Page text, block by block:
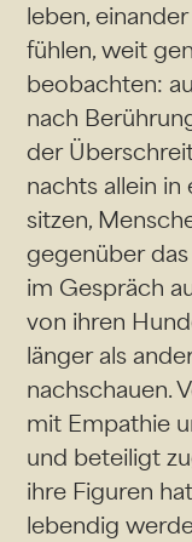
leben,
fühlen, weit
beobachten:
nach
der
nachts allein
sitzen,
gegenüber
im Gespräch
von ihren
länger als
nachschauen.
mit Empathie
und beteiligt
ihre Figuren
lebendig